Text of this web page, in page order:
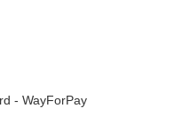
- WayForPay